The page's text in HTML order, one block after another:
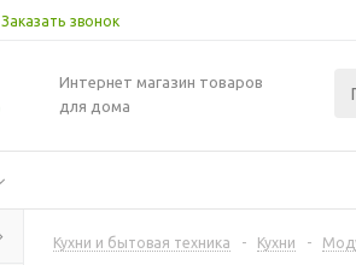
Заказать звонок
Интернет магазин товаров
для дома
Кухни и бытовая техника - Кухни -